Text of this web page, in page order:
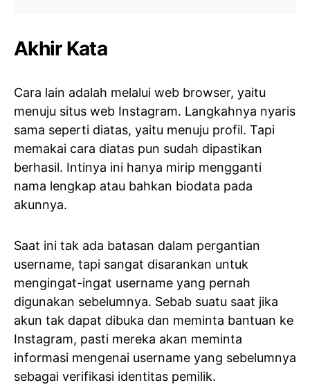
Akhir Kata
Cara lain adalah melalui web browser, yaitu
menuju situs web Instagram. Langkahnya nyaris
sama seperti diatas, yaitu menuju profil. Tapi
memakai cara diatas pun sudah dipastikan
berhasil. Intinya ini hanya mirip mengganti
nama lengkap atau bahkan biodata pada
akunnya.
Saat ini tak ada batasan dalam pergantian
username, tapi sangat disarankan untuk
mengingat-ingat username yang pernah
digunakan sebelumnya. Sebab suatu saat jika
akun tak dapat dibuka dan meminta bantuan ke
Instagram, pasti mereka akan meminta
informasi mengenai username yang sebelumnya
sebagai verifikasi identitas pemilik.